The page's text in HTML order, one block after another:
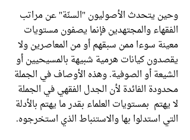
وحين يتحدث الأصوليون "السنّة" عن مراتب
الفقهاء والمجتهدين فإنما يصفون مستويات
معينة سوءا ممن سبقهم أو من المعاصرين ولا
يقصدون كيانات هرمية شبيهة بالمسيحيين أو
الشيعة أو الصوفية. وهذه الأوصاف في الجملة
محدودة الفائدة لأن الجدل الفقهي في الجملة
لا يهتم بمستويات العلماء بقدر ما يهتم بالأدلة
التي استدلوا بها والاستنباط الذي استخرجوه.